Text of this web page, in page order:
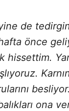
de
önce
hissettim.
besliyor.
ona